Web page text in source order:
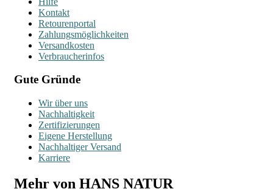
Kontakt
Retourenportal
Zahlungsmöglichkeiten
Versandkosten
Verbraucherinfos
Gute Gründe
Wir über uns
Nachhaltigkeit
Zertifizierungen
Eigene Herstellung
Nachhaltiger Versand
Karriere
Mehr von HANS NATUR